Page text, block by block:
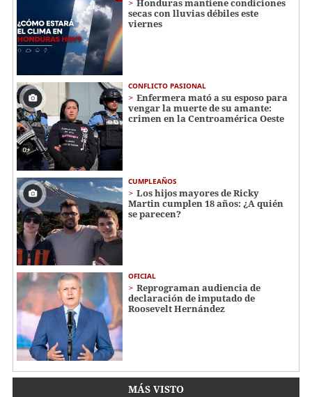
secas con lluvias débiles este
viernes
CONFLICTO PASIONAL
Enfermera mató a su esposo para
vengar la muerte de su amante:
crimen en la Centroamérica Oeste
CUMPLEAÑOS
Los hijos mayores de Ricky
Martin cumplen 18 años: ¿A quién
se parecen?
OFICIAL
Reprograman audiencia de
declaración de imputado de
Roosevelt Hernández
MÁS VISTO